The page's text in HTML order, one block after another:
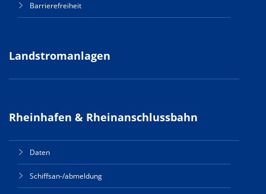
Barrierefreiheit
Landstromanlagen
Rheinhafen & Rheinanschlussbahn
Daten
Schiffsan-/abmeldung